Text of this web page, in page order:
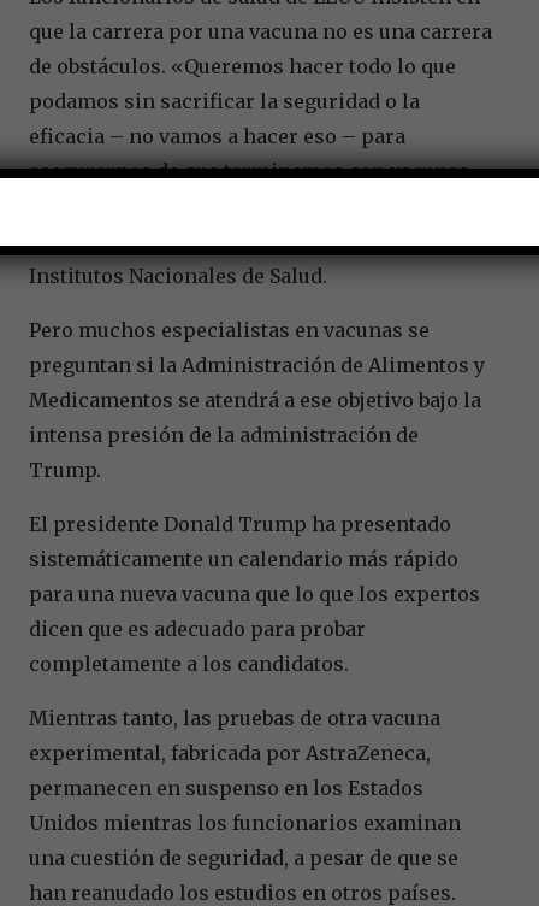
que la carrera por una vacuna no es una carrera
de obstáculos. «Queremos hacer todo lo que
podamos sin sacrificar la seguridad o la
eficacia – no vamos a hacer eso – para
asegurarnos de que terminemos con vacunas
médico Francis Collins, director de los
Institutos Nacionales de Salud.
Pero muchos especialistas en vacunas se
preguntan si la Administración de Alimentos y
Medicamentos se atendrá a ese objetivo bajo la
intensa presión de la administración de
Trump.
El presidente Donald Trump ha presentado
sistemáticamente un calendario más rápido
para una nueva vacuna que lo que los expertos
dicen que es adecuado para probar
completamente a los candidatos.
Mientras tanto, las pruebas de otra vacuna
experimental, fabricada por AstraZeneca,
permanecen en suspenso en los Estados
Unidos mientras los funcionarios examinan
una cuestión de seguridad, a pesar de que se
han reanudado los estudios en otros países.